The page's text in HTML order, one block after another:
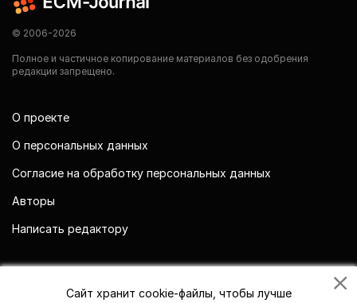
© 2006-2026
Полное и частичное копирование материалов без одобрения
редакции запрещено.
О проекте
О персональных данных
Согласие на обработку персональных данных
Авторы
Написать редактору
Сайт хранит cookie-файлы, чтобы лучше